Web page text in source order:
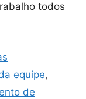
todos
equipe,
de